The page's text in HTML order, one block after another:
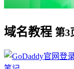
域名教程 第3